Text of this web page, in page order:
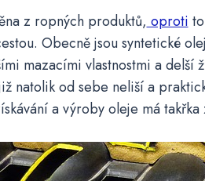
z ropných produktů, oproti
Obecně jsou syntetické
mazacími vlastnostmi a delší
natolik od sebe neliší a
a výroby oleje má